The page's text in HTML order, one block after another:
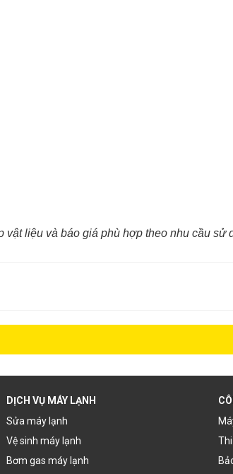
liệu và báo giá phù hợp theo nhu cầu sử
DỊCH VỤ MÁY LẠNH
Sửa máy lạnh
Vệ sinh máy lạnh
Bơm gas máy lạnh